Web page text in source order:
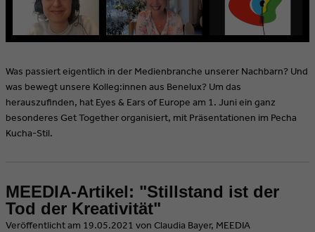
Was passiert eigentlich in der Medienbranche unserer Nachbarn? Und
was bewegt unsere Kolleg:innen aus Benelux? Um das
herauszufinden, hat Eyes & Ears of Europe am 1. Juni ein ganz
besonderes Get Together organisiert, mit Präsentationen im Pecha
Kucha-Stil.
MEEDIA-Artikel: "Stillstand ist der
Tod der Kreativität"
​Veröffentlicht am 19.05.2021 von Claudia Bayer, MEEDIA